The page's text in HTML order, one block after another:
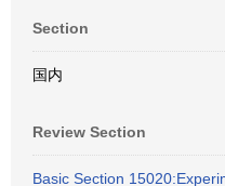
Section
国内
Review Section
Basic Section